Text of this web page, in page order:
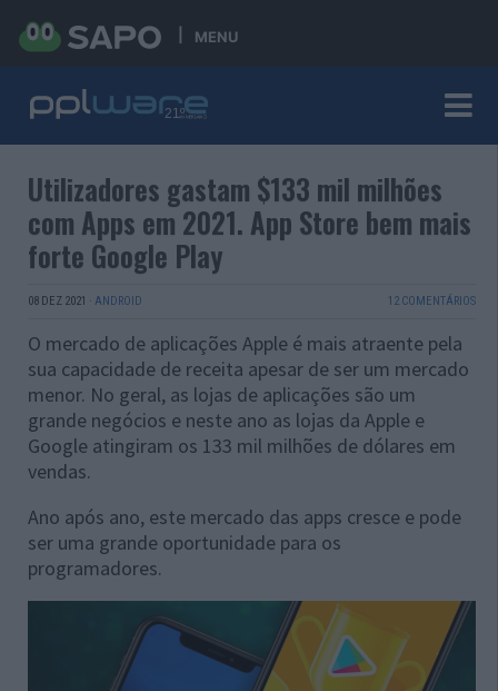
MENU
Utilizadores gastam $133 mil milhões
com Apps em 2021. App Store bem mais
forte Google Play
08 DEZ 2021 · ANDROID 12 COMENTÁRIOS
O mercado de aplicações Apple é mais atraente pela
sua capacidade de receita apesar de ser um mercado
menor. No geral, as lojas de aplicações são um
grande negócios e neste ano as lojas da Apple e
Google atingiram os 133 mil milhões de dólares em
vendas.
Ano após ano, este mercado das apps cresce e pode
ser uma grande oportunidade para os
programadores.